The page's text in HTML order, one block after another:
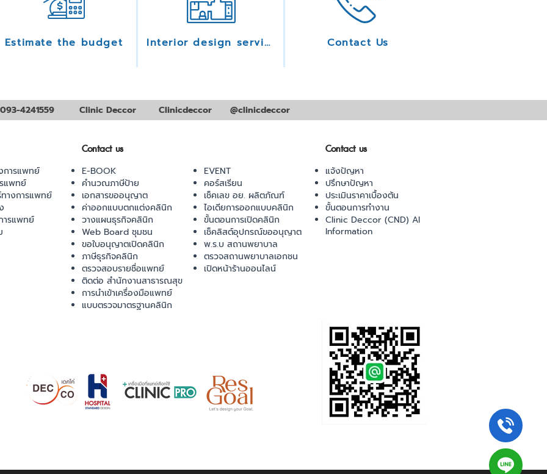
Estimate the budget Interior design services Contact Us
093-4241559 Clinic Deccor Clinicdeccor @clinicdeccor
ารแพทย์
แพทย์
ทางการแพทย์
ารแพทย์
Contact us
E-BOOK
คำนวณภาษีป้าย
เอกสารขออนุญาต
ค่าออกแบบตกแต่งคลินิก
วางแผนธุรกิจคลินิก
Web Board ชุมชน
ขอใบอนุญาตเปิดคลินิก
ภาษีธุรกิจคลินิก
ตรวจสอบรายชื่อแพทย์
ติดต่อ สำนักงานสาธารณสุข
การนำเข้าเครื่องมือแพทย์
แบบตรวจมาตรฐานคลินิก
Contact us
EVENT
คอร์สเรียน
เช็คเลข อย. ผลิตภัณฑ์
ไอเดียการออกแบบคลินิก
ขั้นตอนการเปิดคลินิก
เช็คลิสต์อุปกรณ์ขออนุญาต
พ.ร.บ สถานพยาบาล
ตรวจสถานพยาบาลเอกชน
เปิดหน้าร้านออนไลน์
แจ้งปัญหา
ปรึกษาปัญหา
ประเมินราคาเบื้องต้น
ขั้นตอนการทำงาน
Clinic Deccor (CND) AI
Information